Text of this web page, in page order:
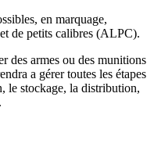
en marquage,
de petits calibres (ALPC).
des armes ou des munitions
a gérer toutes les étapes
le stockage, la distribution,